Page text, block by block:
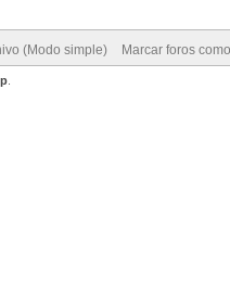
(Modo simple) Marcar foros